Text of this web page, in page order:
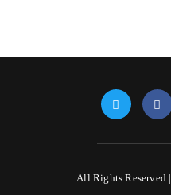
All Rights Reserved |